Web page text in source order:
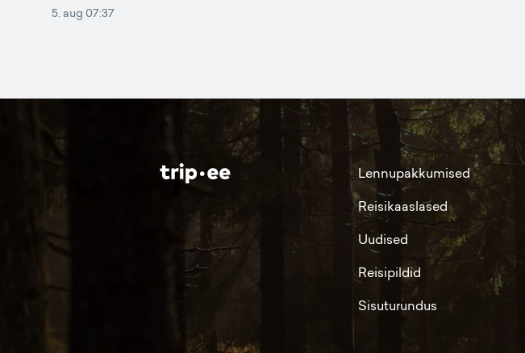
5. aug 07:37
Lennupakkumised
Reisikaaslased
Uudised
Reisipildid
Sisuturundus